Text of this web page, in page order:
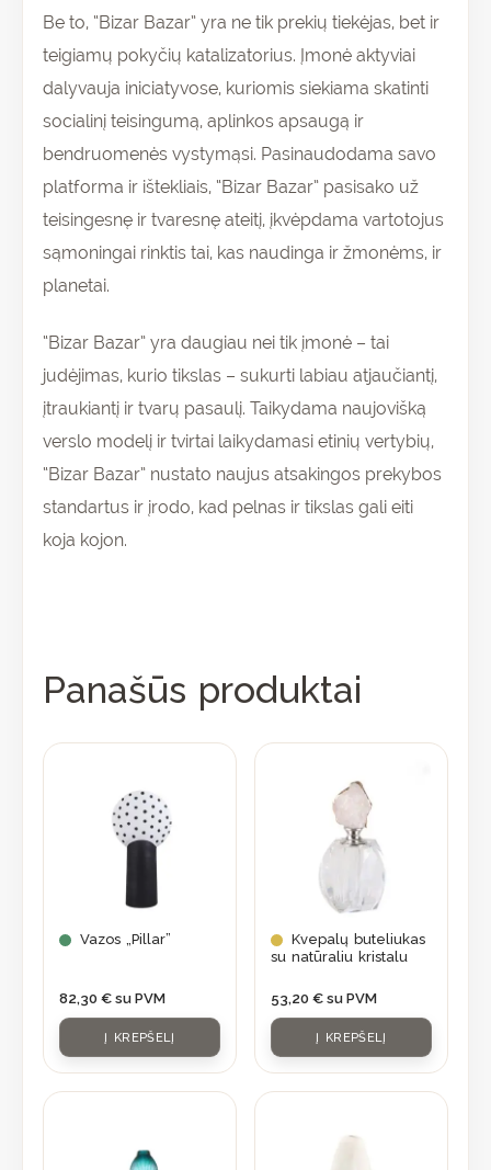
Be to, “Bizar Bazar” yra ne tik prekių tiekėjas, bet ir
teigiamų pokyčių katalizatorius. Įmonė aktyviai
dalyvauja iniciatyvose, kuriomis siekiama skatinti
socialinį teisingumą, aplinkos apsaugą ir
bendruomenės vystymąsi. Pasinaudodama savo
platforma ir ištekliais, “Bizar Bazar” pasisako už
teisingesnę ir tvaresnę ateitį, įkvėpdama vartotojus
sąmoningai rinktis tai, kas naudinga ir žmonėms, ir
planetai.
“Bizar Bazar” yra daugiau nei tik įmonė – tai
judėjimas, kurio tikslas – sukurti labiau atjaučiantį,
įtraukiantį ir tvarų pasaulį. Taikydama naujovišką
verslo modelį ir tvirtai laikydamasi etinių vertybių,
“Bizar Bazar” nustato naujus atsakingos prekybos
standartus ir įrodo, kad pelnas ir tikslas gali eiti
koja kojon.
Panašūs produktai
Vazos „Pillar”
82,30 € su PVM
Į KREPŠELĮ
Kvepalų buteliukas
su natūraliu kristalu
53,20 € su PVM
Į KREPŠELĮ